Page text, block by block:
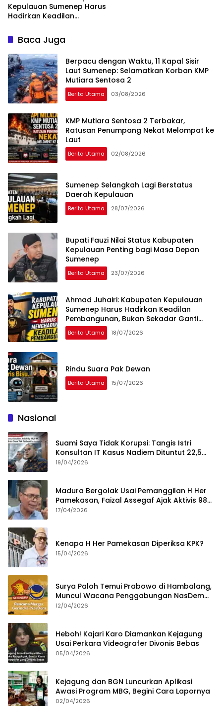
Kepulauan Sumenep Harus
Hadirkan Keadilan
Sekadar Ganti Nama
Baca Juga
Berpacu dengan Waktu, 11 Kapal Sisir
Laut Sumenep: Selamatkan Korban KMP
Mutiara Sentosa 2
Berita Utama 03/08/2026
KMP Mutiara Sentosa 2 Terbakar,
Ratusan Penumpang Nekat Melompat ke
Laut
Berita Utama 02/08/2026
Sumenep Selangkah Lagi Berstatus
Daerah Kepulauan
Berita Utama 28/07/2026
Bupati Fauzi Nilai Status Kabupaten
Kepulauan Penting bagi Masa Depan
Sumenep
Berita Utama 23/07/2026
Ahmad Juhairi: Kabupaten Kepulauan
Sumenep Harus Hadirkan Keadilan
Pembangunan, Bukan Sekadar Ganti
Nama
Berita Utama 18/07/2026
Rindu Suara Pak Dewan
Berita Utama 15/07/2026
Nasional
Suami Saya Tidak Korupsi: Tangis Istri
Konsultan IT Kasus Nadiem Dituntut 22,5
Tahun
19/04/2026
Madura Bergolak Usai Pemanggilan H Her
Pamekasan, Faizal Assegaf Ajak Aktivis 98
Bongkar Permainan KPK
17/04/2026
Kenapa H Her Pamekasan Diperiksa KPK?
15/04/2026
Surya Paloh Temui Prabowo di Hambalang,
Muncul Wacana Penggabungan NasDem
dan Gerindra
12/04/2026
Heboh! Kajari Karo Diamankan Kejagung
Usai Perkara Videografer Divonis Bebas
05/04/2026
Kejagung dan BGN Luncurkan Aplikasi
Awasi Program MBG, Begini Cara Lapornya
02/04/2026